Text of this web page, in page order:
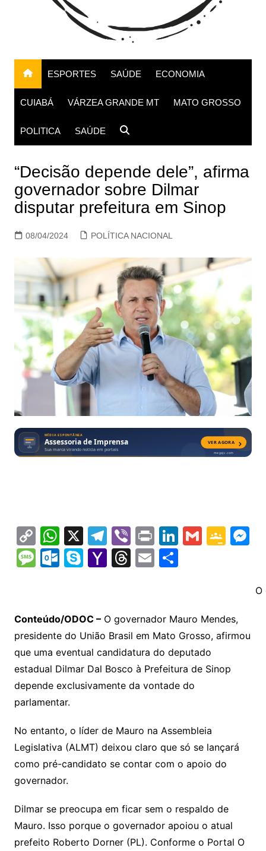
ESPORTES SAÚDE ECONOMIA
CUIABÁ VÁRZEA GRANDE MT MATO GROSSO
POLITICA SAÚDE
“Decisão depende dele”, afirma
governador sobre Dilmar
disputar prefeitura em Sinop
08/04/2024 POLÍTICA NACIONAL
C
o
p
Li
n
k
W
h
at
A
p
p
X T
el
e
a
m
Vi
b
er
Pr
in
t
Li
n
k
dI
n
G G
e
Cl
s
m
M
s
n
M
s
a
g
e
O
o
k.
c
o
m
S
p
e
Y
o
o
M
ai
l
T
a
d
s
E
l
S
e
O
Conteúdo/ODOC –O governador Mauro Mendes,
presidente do União Brasil em Mato Grosso, afirmou
que uma eventual candidatura do deputado
estadual Dilmar Dal Bosco à Prefeitura de Sinop
depende exclusivamente da vontade do
parlamentar.
No entanto, o líder de Mauro na Assembleia
Legislativa (ALMT) deixou claro que só se lançará
como pré-candidato se contar com o apoio do
governador.
Dilmar se preocupa em ficar sem o respaldo de
Mauro. Isso porque o governador apoiou o atual
prefeito Roberto Dorner (PL). Conforme o Portal O